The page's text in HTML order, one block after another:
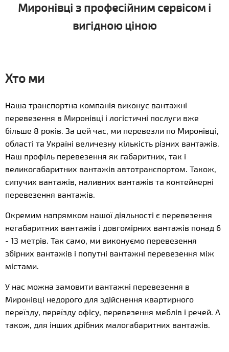
Миронівці з професійним сервісом і
вигідною ціною
Хто ми
Наша транспортна компанія виконує вантажні
перевезення в Миронівці і логістичні послуги вже
більше 8 років. За цей час, ми перевезли по Миронівці,
області та Україні величезну кількість різних вантажів.
Наш профіль перевезення як габаритних, так і
великогабаритних вантажів автотранспортом. Також,
сипучих вантажів, наливних вантажів та контейнерні
перевезення вантажів.
Окремим напрямком нашої діяльності є перевезення
негабаритних вантажів і довгомірних вантажів понад 6
- 13 метрів. Так само, ми виконуємо перевезення
збірних вантажів і попутні вантажні перевезення між
містами.
У нас можна замовити вантажні перевезення в
Миронівці недорого для здійснення квартирного
переїзду, переїзду офісу, перевезення меблів і речей. А
також, для інших дрібних малогабаритних вантажів.